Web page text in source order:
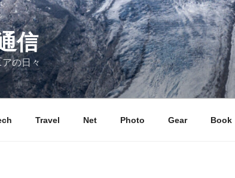
信
の日々
Travel Net Photo Gear Book